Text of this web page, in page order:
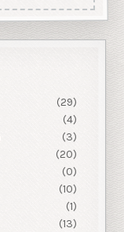
(29)
(4)
(3)
(20)
(0)
(10)
(1)
(13)